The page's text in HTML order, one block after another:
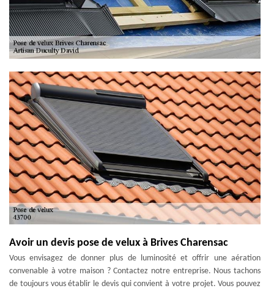
Avoir un devis pose de velux à Brives Charensac
Vous envisagez de donner plus de luminosité et offrir une aération
convenable à votre maison ? Contactez notre entreprise. Nous tachons
de toujours vous établir le devis qui convient à votre projet. Vous pouvez